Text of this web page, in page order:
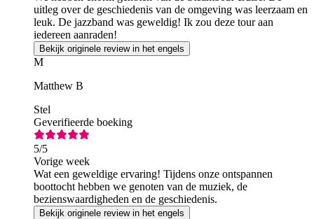
uitleg over de geschiedenis van de omgeving was leerzaam en
leuk. De jazzband was geweldig! Ik zou deze tour aan
iedereen aanraden!
Bekijk originele review in het engels
M
Matthew B
Stel
Geverifieerde boeking
5/5
Vorige week
Wat een geweldige ervaring! Tijdens onze ontspannen
boottocht hebben we genoten van de muziek, de
bezienswaardigheden en de geschiedenis.
Bekijk originele review in het engels